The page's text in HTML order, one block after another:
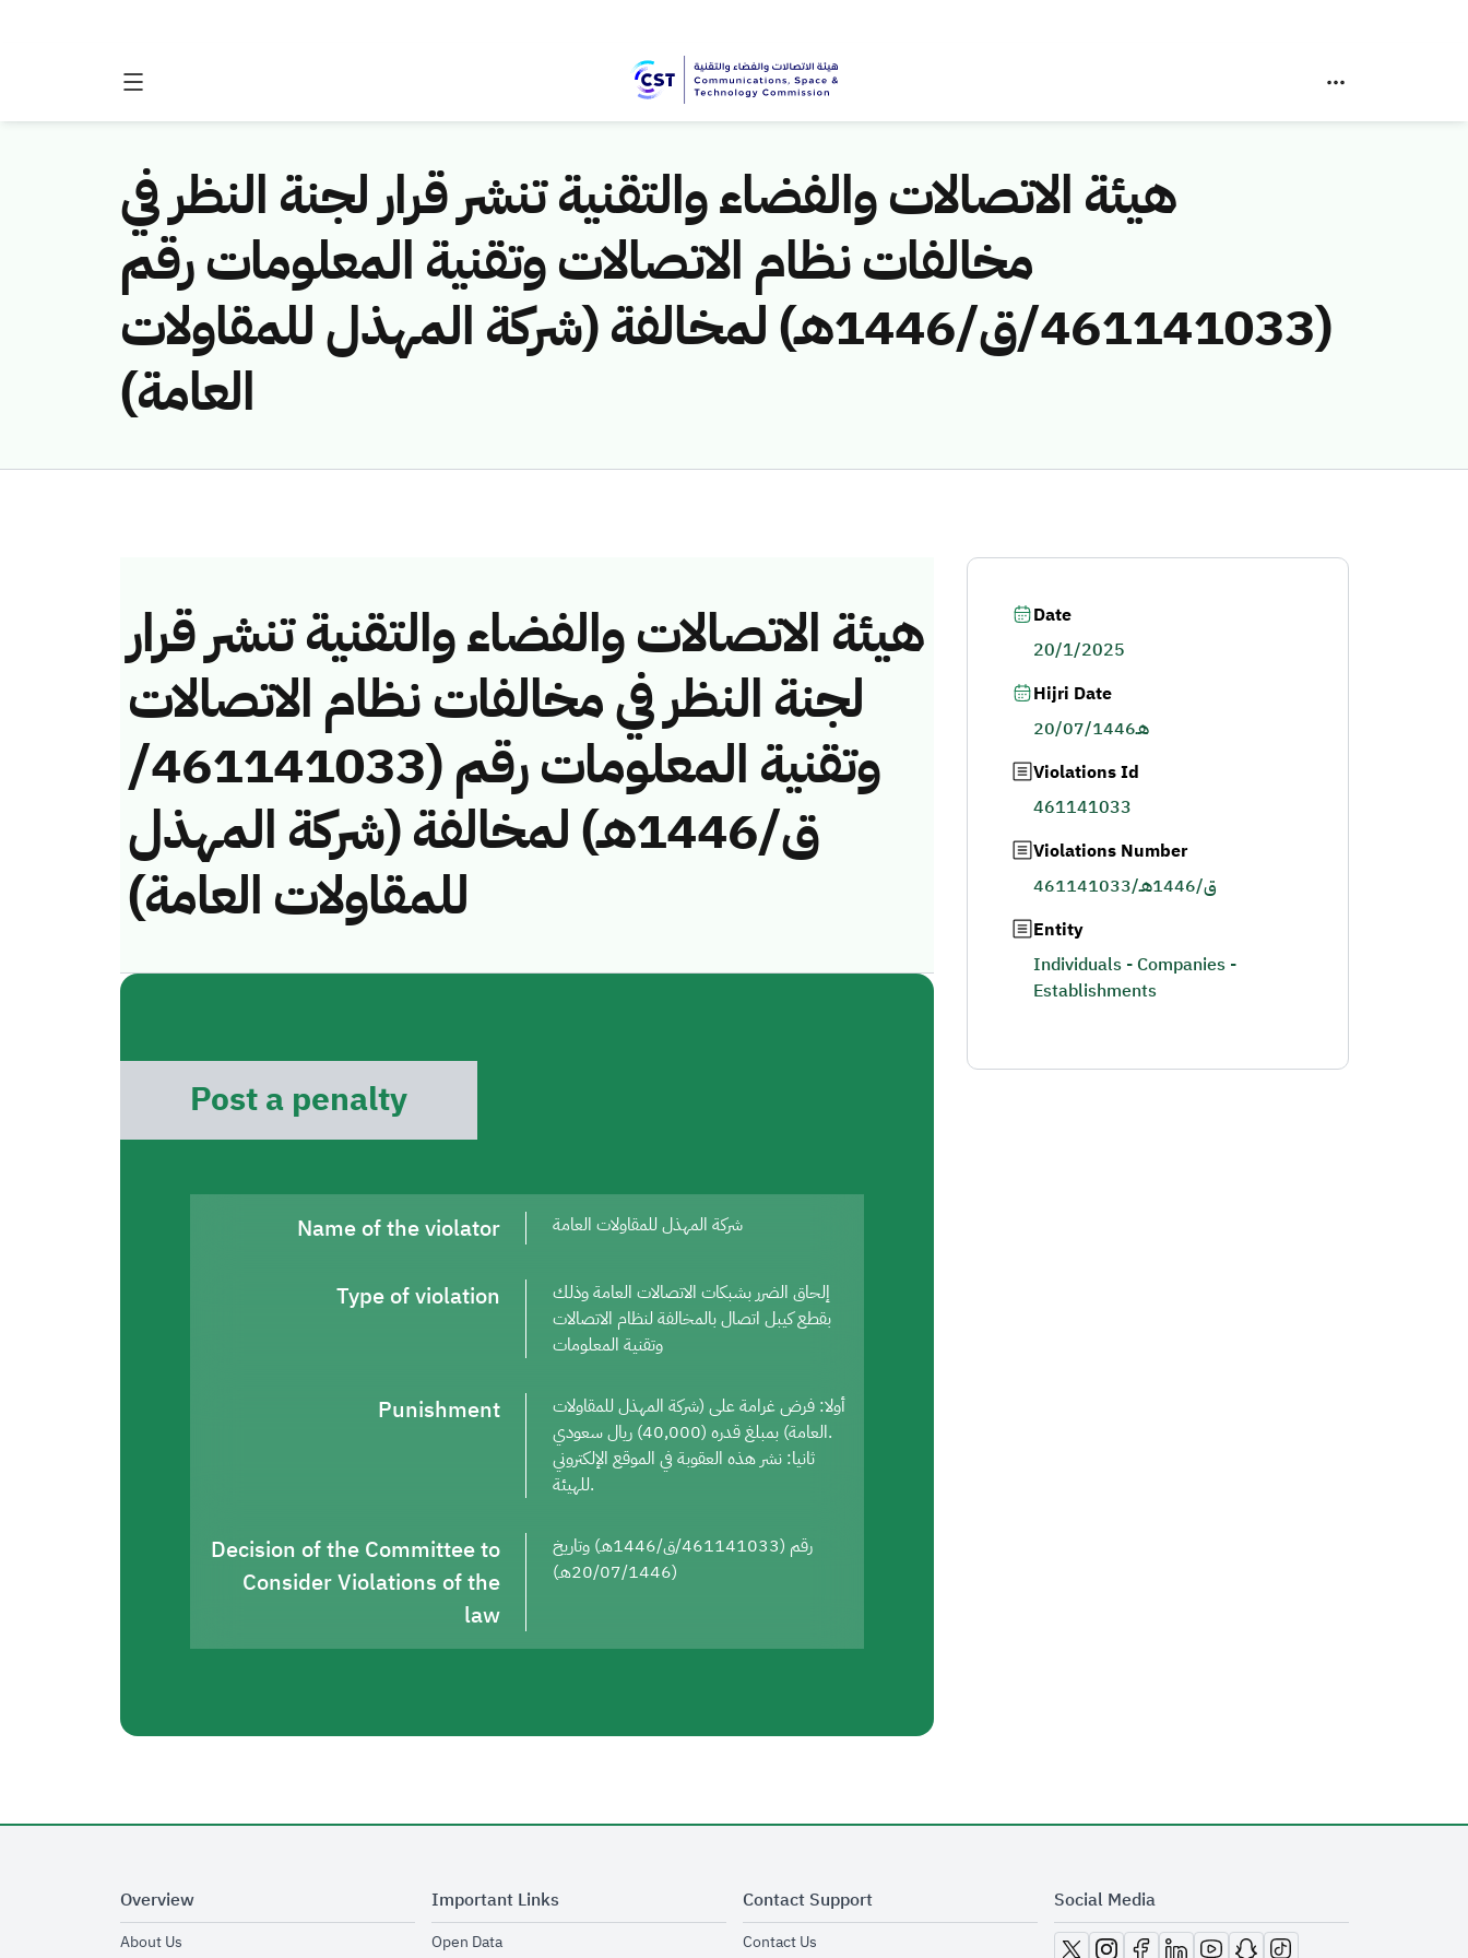
هيئة الاتصالات والفضاء والتقنية تنشر قرار لجنة النظر في
مخالفات نظام الاتصالات وتقنية المعلومات رقم
(461141033/ق/1446هـ) لمخالفة (شركة المهذل للمقاولات
العامة)
هيئة الاتصالات والفضاء والتقنية تنشر قرار
لجنة النظر في مخالفات نظام الاتصالات
وتقنية المعلومات رقم (461141033/
ق/1446هـ) لمخالفة (شركة المهذل
للمقاولات العامة)
Post a penalty
Name of the violator شركة المهذل للمقاولات العامة
Type of violation
إلحاق الضرر بشبكات الاتصالات العامة وذلك
بقطع كيبل اتصال بالمخالفة لنظام الاتصالات
وتقنية المعلومات
Punishment
أولا: فرض غرامة على (شركة المهذل للمقاولات
العامة) بمبلغ قدره (40,000) ريال سعودي.
ثانيا: نشر هذه العقوبة في الموقع الإلكتروني
للهيئة.
Decision of the Committee to
Consider Violations of the
law
رقم (461141033/ق/1446هـ) وتاريخ
(20/07/1446هـ)
Date
20/1/2025
Hijri Date
20/07/1446هـ
Violations Id
461141033
Violations Number
461141033/ق/1446هـ
Entity
Individuals - Companies -
Establishments
Overview
About Usopens in new window
Important Links
Open Dataopens in new window
Contact Support
Contact Usopens in new window
Social Media
opens in new window
opens in new window
opens in new window
opens in new window
opens in new window
opens in new window
opens in new window